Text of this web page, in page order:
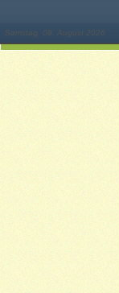
Samstag, 08. August 2026